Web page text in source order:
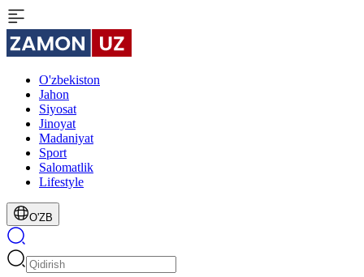
O'zbekiston
Jahon
Siyosat
Jinoyat
Madaniyat
Sport
Salomatlik
Lifestyle
O'ZB